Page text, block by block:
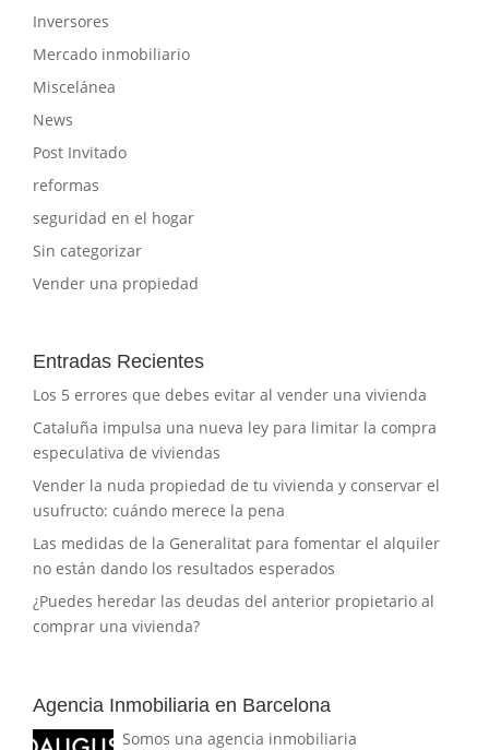
Inversores
Mercado inmobiliario
Miscelánea
News
Post Invitado
reformas
seguridad en el hogar
Sin categorizar
Vender una propiedad
Entradas Recientes
Los 5 errores que debes evitar al vender una vivienda
Cataluña impulsa una nueva ley para limitar la compra
especulativa de viviendas
Vender la nuda propiedad de tu vivienda y conservar el
usufructo: cuándo merece la pena
Las medidas de la Generalitat para fomentar el alquiler
no están dando los resultados esperados
¿Puedes heredar las deudas del anterior propietario al
comprar una vivienda?
Agencia Inmobiliaria en Barcelona
Somos una agencia inmobiliaria